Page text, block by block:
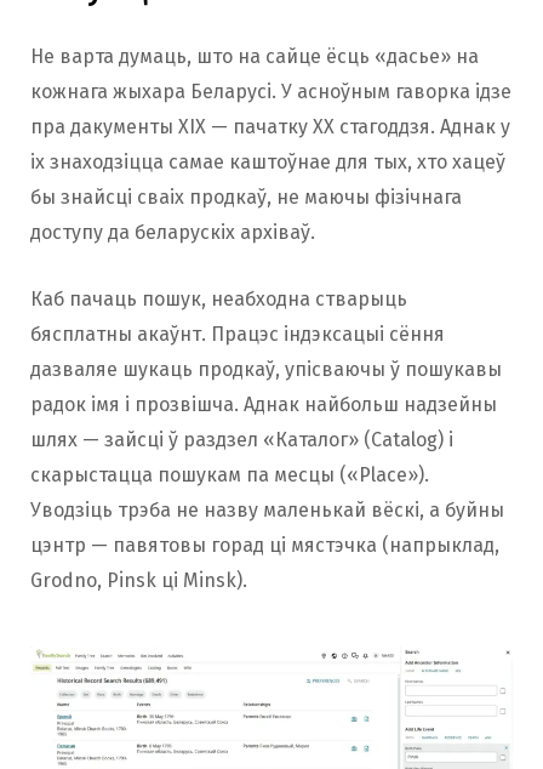
Не варта думаць, што на сайце ёсць «дасье» на
кожнага жыхара Беларусі. У асноўным гаворка ідзе
пра дакументы XIX — пачатку XX стагоддзя. Аднак у
іх знаходзіцца самае каштоўнае для тых, хто хацеў
бы знайсці сваіх продкаў, не маючы фізічнага
доступу да беларускіх архіваў.
Каб пачаць пошук, неабходна стварыць
бясплатны акаўнт. Працэс індэксацыі сёння
дазваляе шукаць продкаў, упісваючы ў пошукавы
радок імя і прозвішча. Аднак найбольш надзейны
шлях — зайсці ў раздзел «Каталог» (Catalog) і
скарыстацца пошукам па месцы («Place»).
Уводзіць трэба не назву маленькай вёскі, а буйны
цэнтр — павятовы горад ці мястэчка (напрыклад,
Grodno, Pinsk ці Minsk).